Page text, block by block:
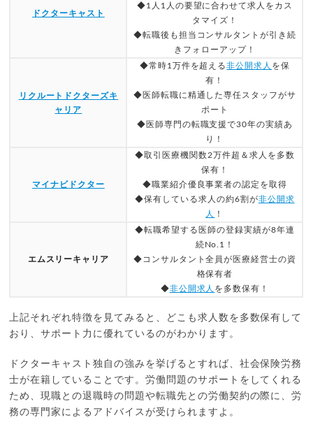
ドクターキャスト
◆1人1人の要望に合わせて求人をカス
タマイズ！
◆転職後も担当コンサルタントが引き続
きフォローアップ！
リクルートドクターズキ
ャリア
◆常時1万件を超える非公開求人 を保
有！
◆医師転職に精通した専任スタッフがサ
ポート
◆医師専門の転職支援で30年の実績あ
り！
マイナビドクター
◆取引医療機関数2万件超＆求人を多数
保有！
◆職業紹介優良事業者の認定を取得
◆保有している求人の約6割が非公開求
人
！
エムスリーキャリア
◆転職希望する医師の登録実績が8年連
続No.1！
◆コンサルタント全員が医療経営士の資
格保有者
◆非公開求人 を多数保有！
上記それぞれ特徴を見てみると、どこも求人数を多数保有して
おり、サポート力に優れているのがわかります。
ドクターキャスト独自の強みを挙げるとすれば、社会保険労務
士が在籍していることです。労働問題のサポートをしてくれる
ため、現職との退職時の問題や転職先との労働契約の際に、労
務の専門家によるアドバイスが受けられますよ。